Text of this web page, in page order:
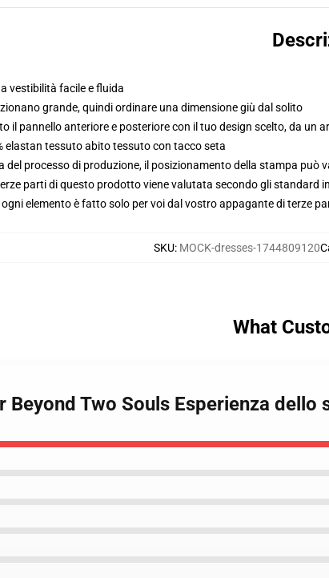
vestibilità facile e fluida
grande, quindi ordinare una dimensione giù dal solito
il pannello anteriore e posteriore con il tuo design scelto, da un
elastan tessuto abito tessuto con tacco seta
del processo di produzione, il posizionamento della stampa può
parti di questo prodotto viene valutata secondo gli standard
elemento è fatto solo per voi dal vostro appagante di terze
SKU: MOCK-dresses-1744809120
What
Beyond Two Souls Esperienza